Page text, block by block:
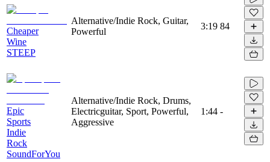
Cheaper
Wine
STEEP
Alternative/Indie Rock, Guitar,
Powerful
3:19 84
Epic
Sports
Indie
Rock
SoundForYou
Alternative/Indie Rock, Drums,
Electricguitar, Sport, Powerful,
Aggressive
1:44 -